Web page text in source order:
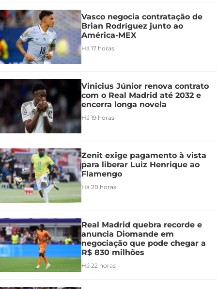
Vasco negocia contratação de
Brian Rodríguez junto ao
América-MEX
Há 17 horas
Vinicius Júnior renova contrato
com o Real Madrid até 2032 e
encerra longa novela
Há 19 horas
Zenit exige pagamento à vista
para liberar Luiz Henrique ao
Flamengo
Há 20 horas
Real Madrid quebra recorde e
anuncia Diomande em
negociação que pode chegar a
R$ 830 milhões
Há 22 horas